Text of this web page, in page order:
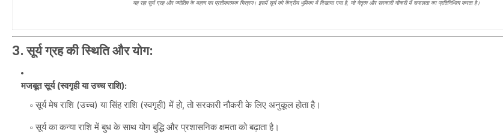
यह रहा सूर्य ग्रह और ज्योतिष के महत्व का प्रतीकात्मक चित्रण। इसमें सूर्य को केंद्रीय भूमिका में दिखाया गया है, जो नेतृत्व और सरकारी नौकरी में सफलता का प्रतिनिधित्व करता है।
3. सूर्य ग्रह की स्थिति और योग:
मजबूत सूर्य (स्वगृही या उच्च राशि):
सूर्य मेष राशि (उच्च) या सिंह राशि (स्वगृही) में हो, तो सरकारी नौकरी के लिए अनुकूल होता है।
सूर्य का कन्या राशि में बुध के साथ योग बुद्धि और प्रशासनिक क्षमता को बढ़ाता है।